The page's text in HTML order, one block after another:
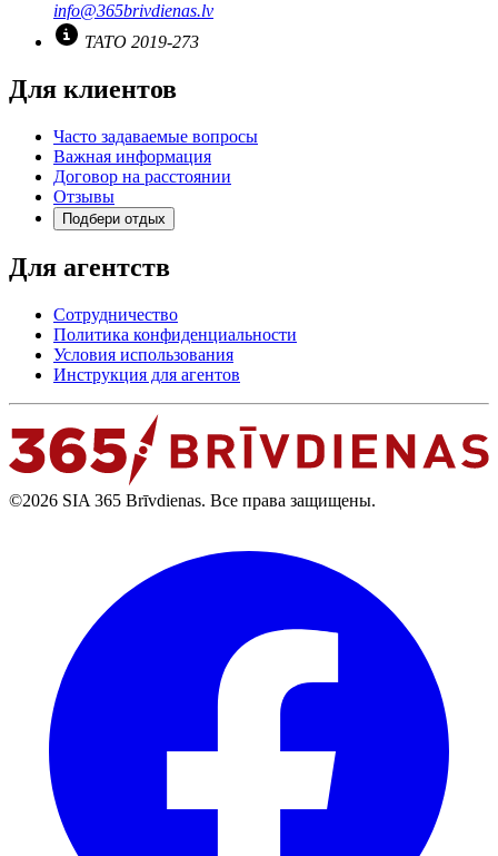
info@365brivdienas.lv
TATO 2019-273
Для клиентов
Часто задаваемые вопросы
Важная информация
Договор на расстоянии
Отзывы
Подбери отдых
Для агентств
Сотрудничество
Политика конфиденциальности
Условия использования
Инструкция для агентов
©2026 SIA 365 Brīvdienas. Все права защищены.